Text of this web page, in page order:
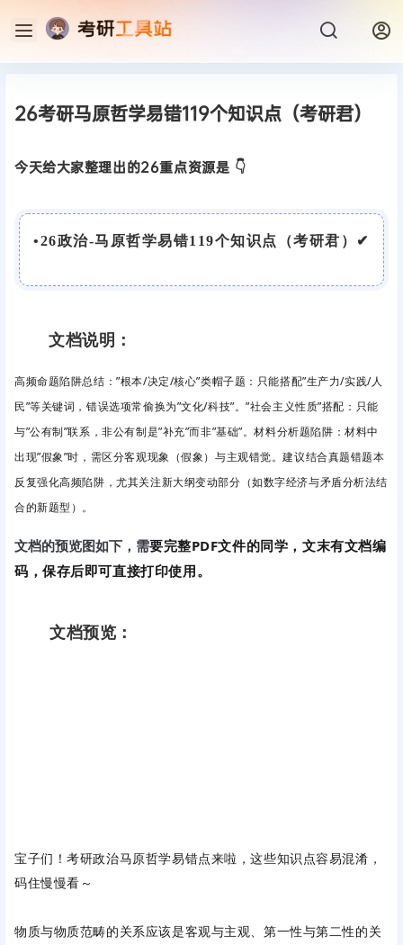
26考研马原哲学易错119个知识点（考研君）
今天给大家整理出的26重点资源是 👇
•26政治-马原哲学易错119个知识点（考研君） ✔
文档说明：
高频命题陷阱总结：”根本/决定/核心”类帽子题 ：只能搭配”生产力/实践/人
民”等关键词，错误选项常偷换为”文化/科技”。”社会主义性质”搭配 ：只能
与”公有制”联系，非公有制是”补充”而非”基础”。材料分析题陷阱 ：材料中
出现”假象”时，需区分客观现象（假象）与主观错觉。建议结合真题错题本
反复强化高频陷阱，尤其关注新大纲变动部分（如数字经济与矛盾分析法结
合的新题型）。
文档的预览图如下，需要完整PDF文件的同学，文末有文档编
码，保存后即可直接打印使用。
文档预览：
宝子们！考研政治马原哲学易错点来啦，这些知识点容易混淆，
码住慢慢看～
物质与物质范畴的关系应该是客观与主观、第一性与第二性的关